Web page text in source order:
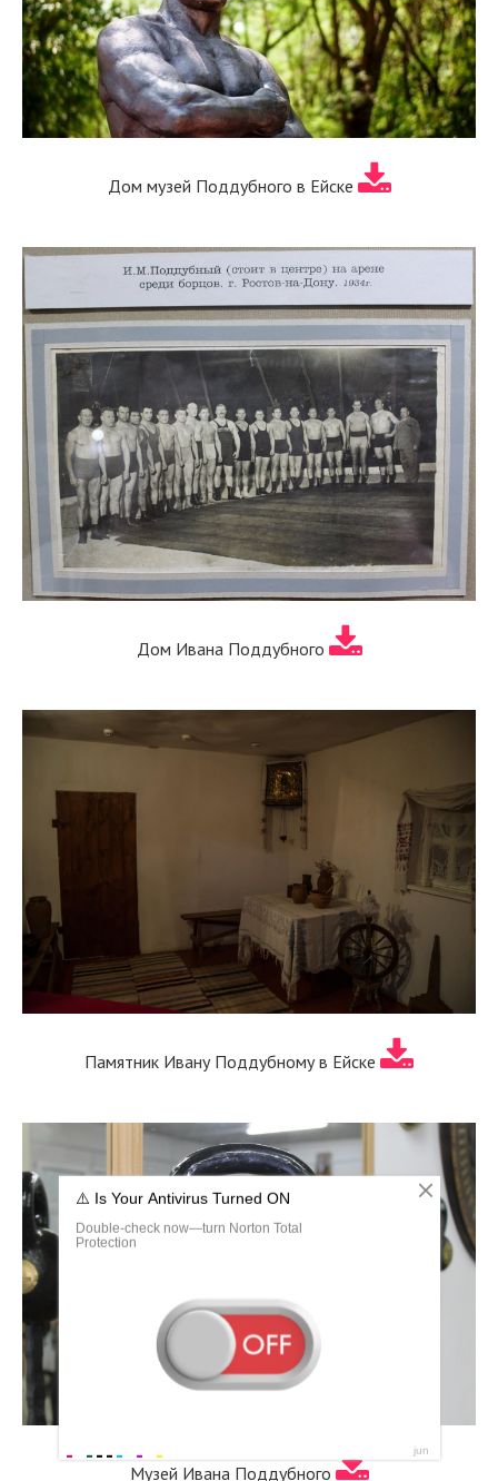
Дом музей Поддубного в Ейске
Дом Ивана Поддубного
Памятник Ивану Поддубному в Ейске
Музей Ивана Поддубного